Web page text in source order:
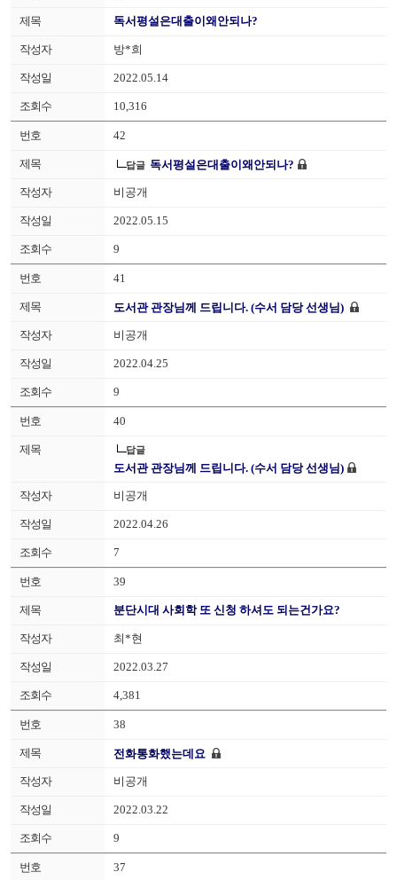
독서평설은대출이왜안되나?
방*희
2022.05.14
10,316
42
답글 독서평설은대출이왜안되나?
비공개
2022.05.15
9
41
도서관 관장님께 드립니다. (수서 담당 선생님)
비공개
2022.04.25
9
40
답글
도서관 관장님께 드립니다. (수서 담당 선생님)
비공개
2022.04.26
7
39
분단시대 사회학 또 신청 하셔도 되는건가요?
최*현
2022.03.27
4,381
38
전화통화했는데요
비공개
2022.03.22
9
37